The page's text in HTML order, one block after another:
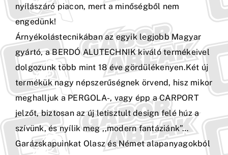
nyílászáró piacon, mert a minőségből nem
engedünk!
Árnyékolástecnikában az egyik legjobb Magyar
gyártó, a BERDÓ ALUTECHNIK kiváló termékeivel
dolgozunk több mint 18 éve gördülékenyen.Két új
termékük nagy népszerűségnek örvend, hisz mikor
meghalljuk a PERGOLA-, vagy épp a CARPORT
jelzőt, biztosan az új letisztult design felé húz a
szívünk, és nyílik meg ,,modern fantáziánk”…
Garázskapuinkat Olasz és Német alapanyagokból